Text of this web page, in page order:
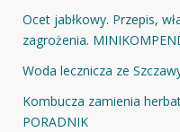
Ocet jabłkowy. Przepis,
zagrożenia.
Woda lecznicza ze
Kombucza zamienia
PORADNIK